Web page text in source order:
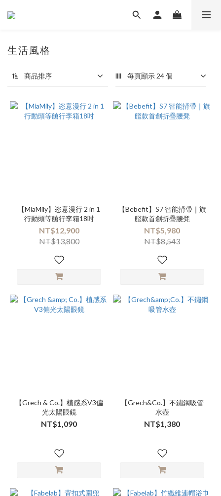
生活風格
商品排序 每頁顯示 24 個
【MiaMily】恣意漫行 2 in 1
行動頭等艙行李箱18吋
NT$12,900
NT$13,800
【Bebefit】S7 智能揹帶｜旗
艦款首創折疊腰凳
NT$5,980
NT$8,543
【Grech & Co.】植感系V3偏
光太陽眼鏡
NT$1,090
【Grech&Co.】不鏽鋼吸管
水壺
NT$1,380